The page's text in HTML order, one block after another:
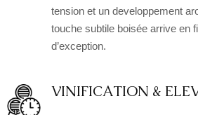
tension et un developpement
touche subtile boisée arrive en
d’exception.
VINIFICATION &